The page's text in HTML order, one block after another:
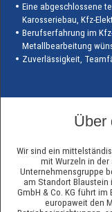
Eine abgeschlossene
Karosseriebau, Kfz-
Berufserfahrung im
Metallbearbeitung
Zuverlässigkeit,
Über
Wir sind ein
mit Wurzeln in
Unternehmensgruppe
am Standort Blaustein
GmbH & Co. KG führt
europaweit den